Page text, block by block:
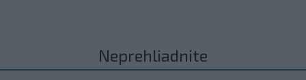
Neprehliadnite